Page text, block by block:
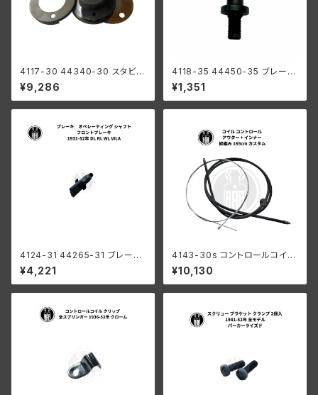
4117-30 44340-30 スタビラ
イザー ワッシャー キット ハーレ
ーダビッドソン 1930-52年 DL
RL WL WLA ブラック
¥9,286
4118-35 44450-35 ブレーキ
シュー ピボット スタッド ハーレ
ーダビッドソン 1935-1940年
RL WL
¥1,351
4124-31 44265-31 ブレーキ
オペレーティング シャフト フロ
ントブレーキ ハーレーダビッド
ソン 1931-52年 DL RL WL W
¥4,221
4143-30s コントロールコイル
アウター + インナー 綿編み 16
5cm カスタム ハーレーダビッド
ソン
¥10,130